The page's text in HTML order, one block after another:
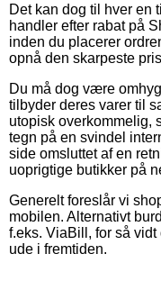
Det kan dog til hver en
handler efter rabat på
inden du placerer
opnå den skarpeste
Du må dog være
tilbyder deres varer til
utopisk
tegn på en svindel
side omsluttet af en
uoprigtige butikker på
Generelt foreslår vi
mobilen. Alternativt
f.eks. ViaBill, for så
ude i fremtiden.